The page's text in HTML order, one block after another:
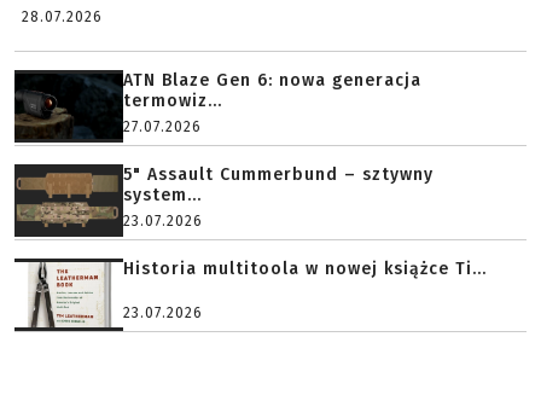
28.07.2026
ATN Blaze Gen 6: nowa generacja
termowiz...
27.07.2026
5" Assault Cummerbund – sztywny
system...
23.07.2026
Historia multitoola w nowej książce Ti...
23.07.2026